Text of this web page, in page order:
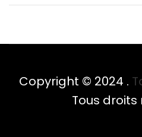
Copyright © 2024 .
Tous droits